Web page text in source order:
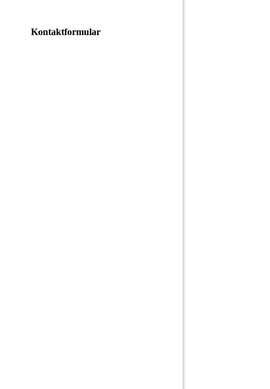
Kontaktformular